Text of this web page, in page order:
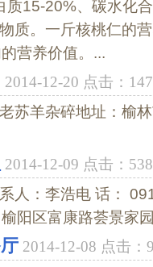
15-20%、碳水化
质。一斤核桃仁的
营养价值。...
2014-12-20 点击：
苏羊杂碎地址：榆
2014-12-09 点击：
人：李浩电 话：
阳区富康路荟景家
2014-12-08 点击：